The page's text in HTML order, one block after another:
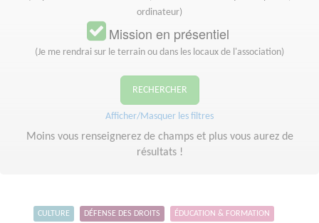
ordinateur)
Mission en présentiel
(Je me rendrai sur le terrain ou dans les locaux de l'association)
RECHERCHER
Afficher/Masquer les filtres
Moins vous renseignerez de champs et plus vous aurez de
résultats !
CULTURE DÉFENSE DES DROITS ÉDUCATION & FORMATION